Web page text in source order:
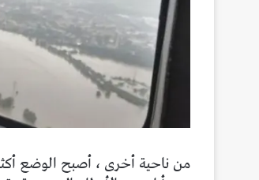
من ناحية أخرى ، أصبح الوضع